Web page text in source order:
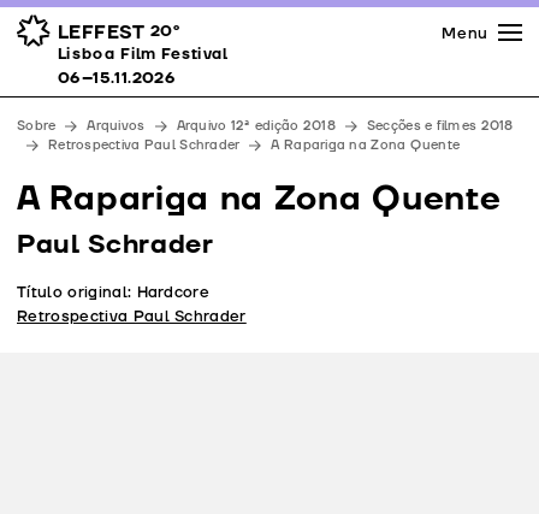
LEFFEST 20º
Lisboa Film Festival 06–15.11.2026
Prémios
Espaços
Apoios
Equipa
Downloads
Contactos
Menu
Lisboa Film Festival
06–15.11.2026
Sobre Arquivos Arquivo 12ª edição 2018
Secções e filmes 2018
Retrospectiva Paul Schrader
A Rapariga na Zona Quente
A Rapariga na Zona Quente
Paul Schrader
Título original: Hardcore
Retrospectiva Paul Schrader